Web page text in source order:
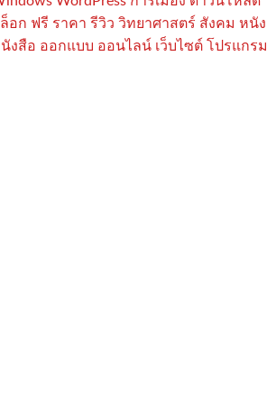
อก ฟรี ราคา รีวิว วิทยาศาสตร์ สังคม หนัง
งสือ ออกแบบ ออนไลน์ เว็บไซต์ โปรแกรม